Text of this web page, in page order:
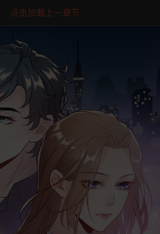
点击加载上一章节